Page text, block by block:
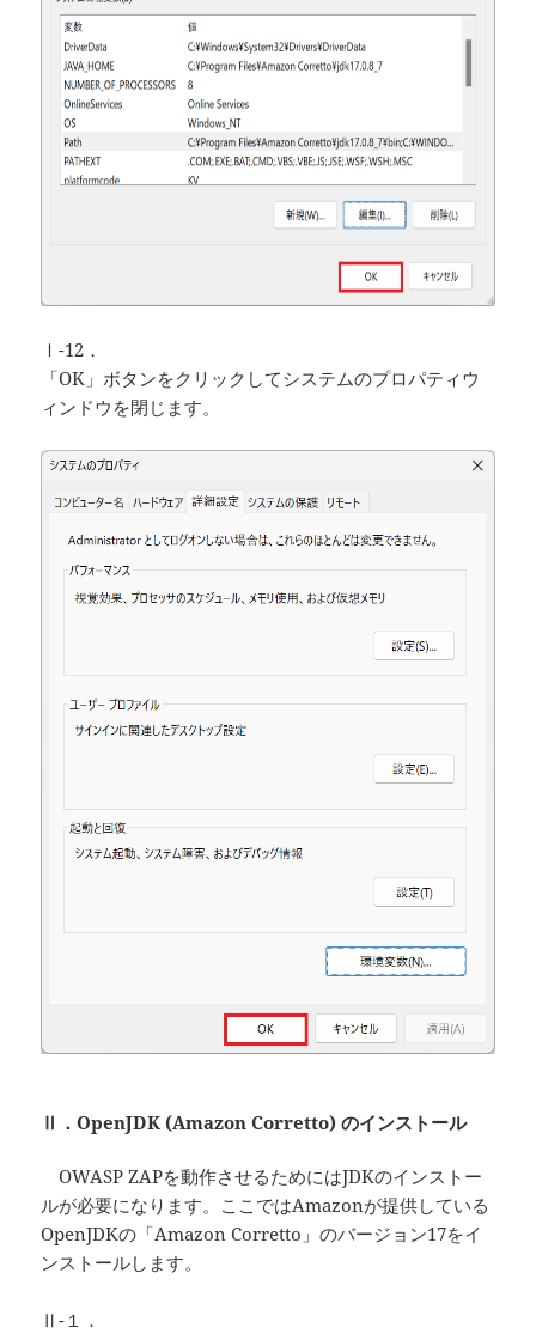
Ⅰ-12．
「OK」ボタンをクリックしてシステムのプロパティウ
ィンドウを閉じます。
Ⅱ．OpenJDK (Amazon Corretto) のインストール
OWASP ZAPを動作させるためにはJDKのインストー
ルが必要になります。ここではAmazonが提供している
OpenJDKの「Amazon Corretto」のバージョン17をイ
ンストールします。
Ⅱ-１．